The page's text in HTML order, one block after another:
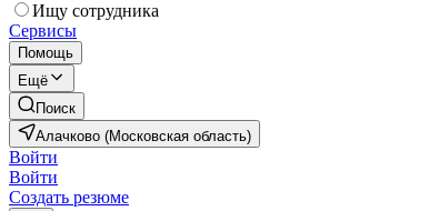
Ищу сотрудника
Сервисы
Помощь
Ещё
Поиск
Алачково (Московская область)
Войти
Войти
Создать резюме